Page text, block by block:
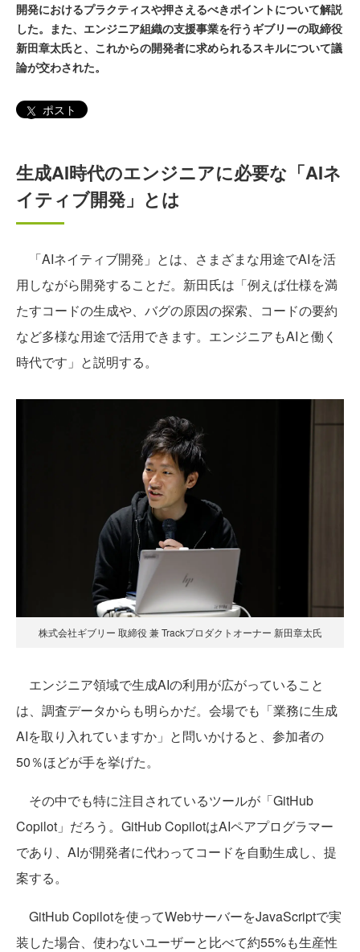
開発におけるプラクティスや押さえるべきポイントについて解説
した。また、エンジニア組織の支援事業を行うギブリーの取締役
新田章太氏と、これからの開発者に求められるスキルについて議
論が交わされた。
ポスト
生成AI時代のエンジニアに必要な「AIネ
イティブ開発」とは
「AIネイティブ開発」とは、さまざまな用途でAIを活
用しながら開発することだ。新田氏は「例えば仕様を満
たすコードの生成や、バグの原因の探索、コードの要約
など多様な用途で活用できます。エンジニアもAIと働く
時代です」と説明する。
株式会社ギブリー 取締役 兼 Trackプロダクトオーナー 新田章太氏
エンジニア領域で生成AIの利用が広がっていること
は、調査データからも明らかだ。会場でも「業務に生成
AIを取り入れていますか」と問いかけると、参加者の
50％ほどが手を挙げた。
その中でも特に注目されているツールが「GitHub
Copilot」だろう。GitHub CopilotはAIペアプログラマー
であり、AIが開発者に代わってコードを自動生成し、提
案する。
GitHub Copilotを使ってWebサーバーをJavaScriptで実
装した場合、使わないユーザーと比べて約55%も生産性